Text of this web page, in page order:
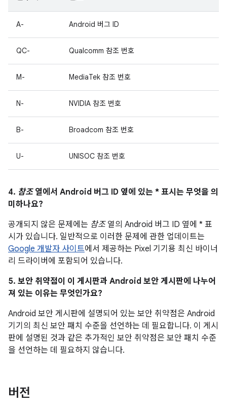
A- Android 버그 ID
QC- Qualcomm 참조 번호
M- MediaTek 참조 번호
N- NVIDIA 참조 번호
B- Broadcom 참조 번호
U- UNISOC 참조 번호
4. 참조열에서 Android 버그 ID 옆에 있는 * 표시는 무엇을 의
미하나요?
공개되지 않은 문제에는 참조열의 Android 버그 ID 옆에 * 표
시가 있습니다. 일반적으로 이러한 문제에 관한 업데이트는
Google 개발자 사이트에서 제공하는 Pixel 기기용 최신 바이너
리 드라이버에 포함되어 있습니다.
5. 보안 취약점이 이 게시판과 Android 보안 게시판에 나누어
져 있는 이유는 무엇인가요?
Android 보안 게시판에 설명되어 있는 보안 취약점은 Android
기기의 최신 보안 패치 수준을 선언하는 데 필요합니다. 이 게시
판에 설명된 것과 같은 추가적인 보안 취약점은 보안 패치 수준
을 선언하는 데 필요하지 않습니다.
버전